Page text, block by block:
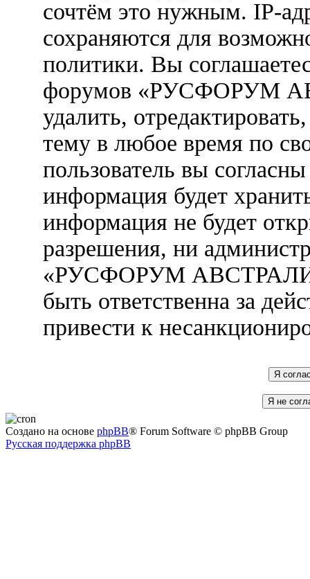
сочтём это нужным. IP-
сохраняются для
политики. Вы
форумов «РУСФОРУМ
удалить,
тему в любое время по
пользователь вы
информация будет
информация не будет
разрешения, ни
«РУСФОРУМ
быть ответственна за
привести к
Создано на основе phpBB® Forum Software © phpBB Group
Русская поддержка phpBB